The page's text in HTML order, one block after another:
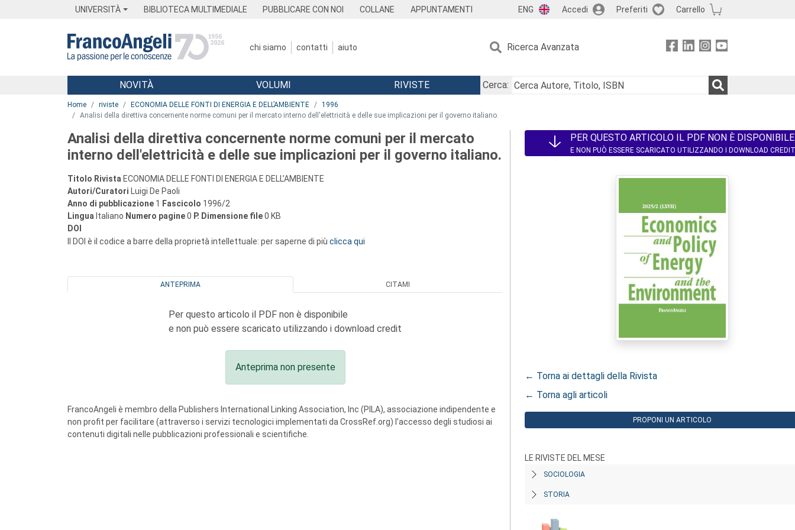
UNIVERSITÀ BIBLIOTECA MULTIMEDIALE PUBBLICARE CON NOI COLLANE APPUNTAMENTI ENG Accedi Preferiti Carrello
chi siamo contatti aiuto Ricerca Avanzata
Menu
NOVITÀ VOLUMI RIVISTE
Cerca:
Home riviste ECONOMIA DELLE FONTI DI ENERGIA E DELL’AMBIENTE
1996
Analisi della direttiva concernente norme comuni per il mercato interno dell'elettricità e delle sue implicazioni per il governo italiano.
Analisi della direttiva concernente norme comuni per il mercato
interno dell'elettricità e delle sue implicazioni per il governo italiano.
Titolo Rivista ECONOMIA DELLE FONTI DI ENERGIA E DELL’AMBIENTE
Autori/Curatori Luigi De Paoli
Anno di pubblicazione 1 Fascicolo 1996/2
Lingua Italiano Numero pagine0 P. Dimensione file0 KB
DOI
Il DOI è il codice a barre della proprietà intellettuale: per saperne di più clicca qui
ANTEPRIMA CITAMI
Per questo articolo il PDF non è disponibile
e non può essere scaricato utilizzando i download credit
Anteprima non presente
FrancoAngeli è membro della Publishers International Linking Association, Inc (PILA), associazione indipendente e
non profit per facilitare (attraverso i servizi tecnologici implementati da CrossRef.org) l’accesso degli studiosi ai
contenuti digitali nelle pubblicazioni professionali e scientifiche.
PER QUESTO ARTICOLO IL PDF NON È DISPONIBILE
E NON PUÒ ESSERE SCARICATO UTILIZZANDO I DOWNLOAD CREDIT
← Torna ai dettagli della Rivista
← Torna agli articoli
PROPONI UN ARTICOLO
LE RIVISTE DEL MESE
SOCIOLOGIA
STORIA